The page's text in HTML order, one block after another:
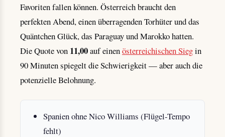
Favoriten fallen können. Österreich braucht den
perfekten Abend, einen überragenden Torhüter und das
Quäntchen Glück, das Paraguay und Marokko hatten.
Die Quote von 11,00auf einenösterreichischen Siegin
90 Minuten spiegelt die Schwierigkeit — aber auch die
potenzielle Belohnung.
Spanien ohne Nico Williams (Flügel-Tempo
fehlt)